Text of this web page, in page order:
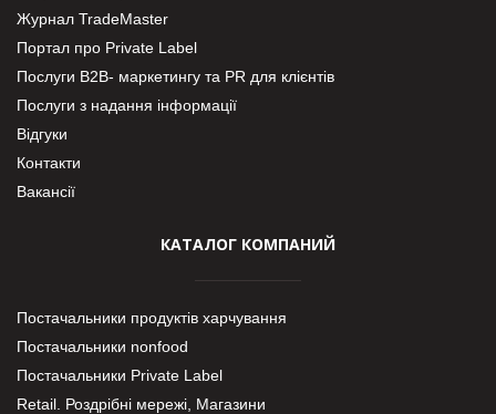
Журнал TradeMaster
Портал про Private Label
Послуги В2В- маркетингу та PR для клієнтів
Послуги з надання інформації
Відгуки
Контакти
Вакансії
КАТАЛОГ КОМПАНИЙ
Постачальники продуктів харчування
Постачальники nonfood
Постачальники Private Label
Retail. Роздрібні мережі, Магазини